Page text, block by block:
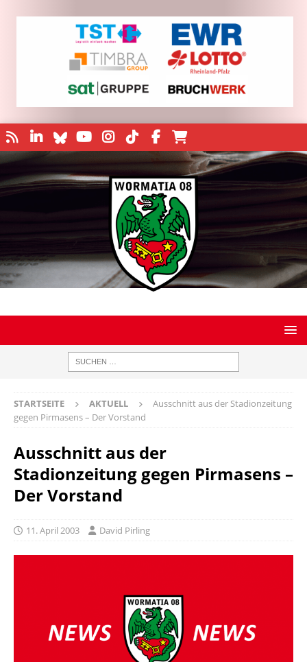
STARTSEITE AKTUELL
Ausschnitt aus der Stadionzeitung
gegen Pirmasens – Der Vorstand
Ausschnitt aus der
Stadionzeitung gegen Pirmasens –
Der Vorstand
11. April 2003 David Pirling